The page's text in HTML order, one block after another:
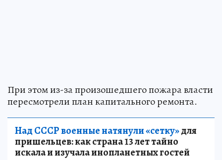
При этом из-за произошедшего пожара власти
пересмотрели план капитального ремонта.
Над СССР военные натянули «сетку»для
пришельцев: как страна 13 лет тайно
искала и изучала инопланетных гостей